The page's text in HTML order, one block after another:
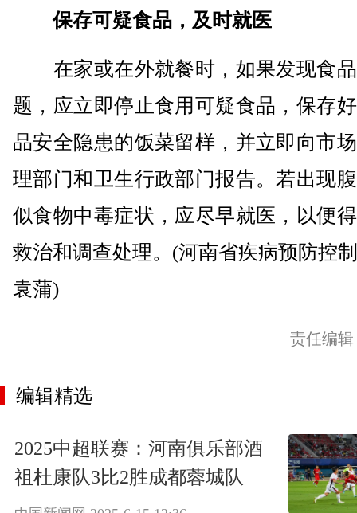
保存可疑食品，及时就医
在家或在外就餐时，如果发现食
题，应立即停止食用可疑食品，保存
品安全隐患的饭菜留样，并立即向市
理部门和卫生行政部门报告。若出现
似食物中毒症状，应尽早就医，以便
救治和调查处理。(河南省疾病预防
袁蒲)
责任编
编辑精选
2025中超联赛：河南俱乐部酒
祖杜康队3比2胜成都蓉城队